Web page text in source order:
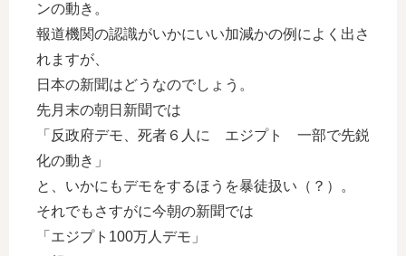
ンの動き。
報道機関の認識がいかにいい加減かの例によく出さ
れますが、
日本の新聞はどうなのでしょう。
先月末の朝日新聞では
「反政府デモ、死者６人に エジプト 一部で先鋭
化の動き」
と、いかにもデモをするほうを暴徒扱い（？）。
それでもさすがに今朝の新聞では
「エジプト100万人デモ」